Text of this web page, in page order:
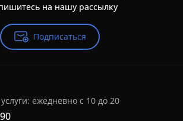
на нашу рассылку
Подписаться
ежедневно с 10 до 20